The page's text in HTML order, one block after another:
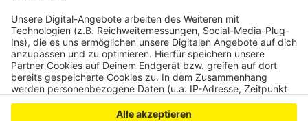
Anzeige
Anzeige